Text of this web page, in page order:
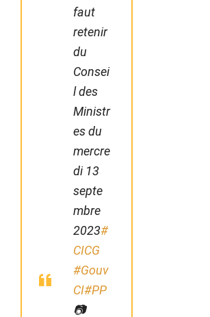
faut
retenir
du
Consei
l des
Ministr
es du
mercre
di 13
septe
mbre
2023#
CICG
#Gouv
CI#PP
📷